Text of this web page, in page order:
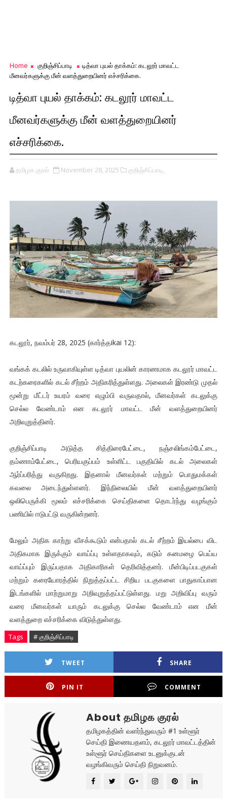
Home குறிஞ்சிப்பாடி
டித்வா புயல் தாக்கம்: கடலூர் மாவட்ட
மீனவர்களுக்கு மீன் வளத்துறையினர் எச்சரிக்கை.
டித்வா புயல் தாக்கம்: கடலூர் மாவட்ட
மீனவர்களுக்கு மீன் வளத்துறையினர்
எச்சரிக்கை.
தமிழக குரல் November 28, 2025 குறிஞ்சிப்பாடி,
கடலூர், நவம்பர் 28, 2025 (கார்த்தikai 12):
வங்கக் கடலில் உருவாகியுள்ள டித்வா புயலின் காரணமாக கடலூர் மாவட்ட
கடற்கரைகளில் கடல் சீற்றம் அதிகரித்துள்ளது. அலைகள் இரண்டு முதல்
மூன்று மீட்டர் உயரம் வரை எழும்பி வருவதால், மீனவர்கள் கடலுக்கு
செல்ல வேண்டாம் என கடலூர் மாவட்ட மீன் வளத்துறையினர்
அறிவுறுத்தினர்.
குறிஞ்சிப்பாடி அடுத்த சித்திரைபேட்டை, நஞ்சலிங்கம்பேட்டை,
தம்ணாம்பேட்டை, பெரியகுப்பம் உள்ளிட்ட பகுதியில் கடல் அலைகள்
ஆர்ப்பரித்து வருகிறது. இதனால் மீனவர்கள் மற்றும் பொதுமக்கள்
கவலை அடைந்துள்ளனர். இந்நிலையில் மீன் வளத்துறையினர்
ஒலிபெருக்கி மூலம் எச்சரிக்கை செய்திகளை தொடர்ந்து வழங்கும்
பணியில் ஈடுபட்டு வருகின்றனர்.
மேலும் அதிக காற்று வீசக்கூடும் என்பதால் கடல் சீற்றம் இயல்பை விட
அதிகமாக இருக்கும் வாய்ப்பு உள்ளதாகவும், கடும் கனமழை பெய்ய
வாய்ப்பும் இருப்பதாக அதிகாரிகள் தெரிவித்தனர். மீன்பிடிப்படகுகள்
மற்றும் கரையோரத்தில் நிறுத்தப்பட்ட சிறிய படகுகளை பாதுகாப்பான
இடங்களில் மாற்றுமாறு அறிவுறுத்தப்பட்டுள்ளது. மறு அறிவிப்பு வரும்
வரை மீனவர்கள் யாரும் கடலுக்கு செல்ல வேண்டாம் என மீன்
வளத்துறை எச்சரிக்கை விடுத்துள்ளது.
Tags # குறிஞ்சிப்பாடி
TWEET SHARE
PIN IT COMMENT
About தமிழக குரல்
தமிழகத்தின் வளர்ந்துவரும் #1 உள்ளூர்
செய்தி இணையதளம், கடலூர் மாவட்டத்தின்
உள்ளூர் செய்திகளை உடனுக்குடன்
வழங்கிவரும் செய்தி நிறுவனம்.